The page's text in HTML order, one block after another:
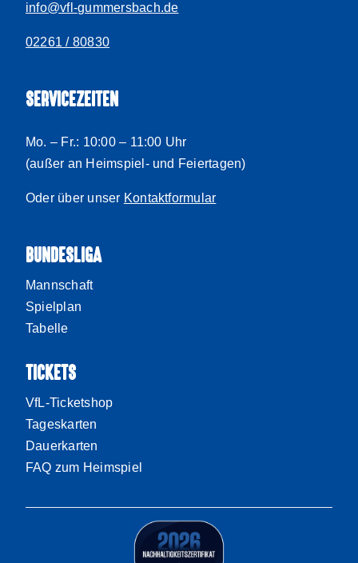
info@vfl-gummersbach.de
02261 / 80830
SERVICEZEITEN
Mo. – Fr.: 10:00 – 11:00 Uhr
(außer an Heimspiel- und Feiertagen)
Oder über unser Kontaktformular
BUNDESLIGA
Mannschaft
Spielplan
Tabelle
TICKETS
VfL-Ticketshop
Tageskarten
Dauerkarten
FAQ zum Heimspiel